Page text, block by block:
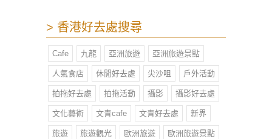
> 香港好去處搜尋
Cafe 九龍 亞洲旅遊 亞洲旅遊景點
人氣食店 休閒好去處 尖沙咀 戶外活動
拍拖好去處 拍拖活動 攝影 攝影好去處
文化藝術 文青cafe 文青好去處 新界
旅遊 旅遊觀光 歐洲旅遊 歐洲旅遊景點